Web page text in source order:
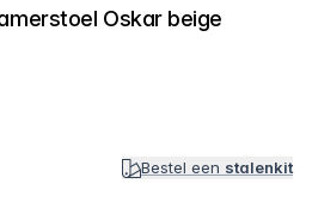
Oskar beige
Bestel een stalenkit